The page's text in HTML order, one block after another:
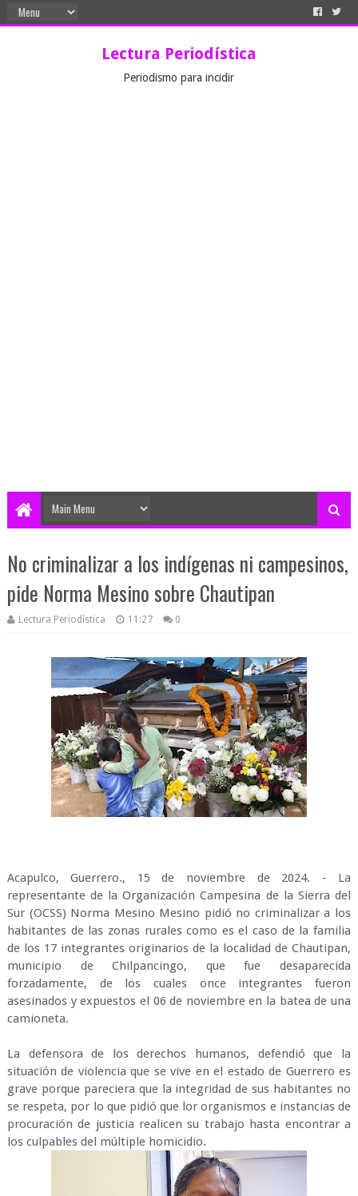
Lectura Periodística
Periodismo para incidir
No criminalizar a los indígenas ni campesinos,
pide Norma Mesino sobre Chautipan
Lectura Periodística 11:27 0
Acapulco, Guerrero., 15 de noviembre de 2024. - La
representante de la Organización Campesina de la Sierra del
Sur (OCSS) Norma Mesino Mesino pidió no criminalizar a los
habitantes de las zonas rurales como es el caso de la familia
de los 17 integrantes originarios de la localidad de Chautipan,
municipio de Chilpancingo, que fue desaparecida
forzadamente, de los cuales once integrantes fueron
asesinados y expuestos el 06 de noviembre en la batea de una
camioneta.
La defensora de los derechos humanos, defendió que la
situación de violencia que se vive en el estado de Guerrero es
grave porque pareciera que la integridad de sus habitantes no
se respeta, por lo que pidió que lor organismos e instancias de
procuración de justicia realicen su trabajo hasta encontrar a
los culpables del múltiple homicidio.